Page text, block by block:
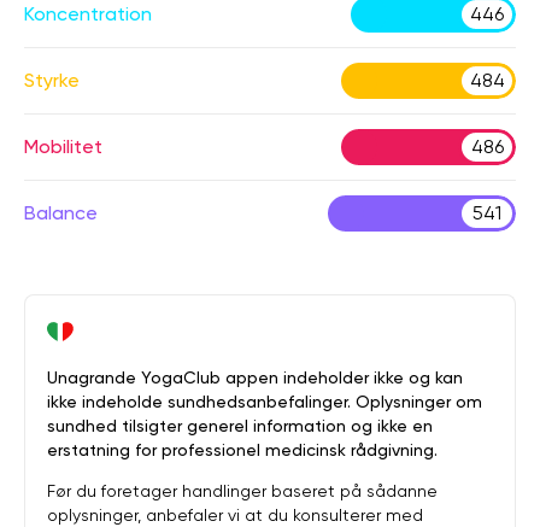
Koncentration 446
Styrke 484
Mobilitet 486
Balance 541
Unagrande YogaClub appen indeholder ikke og kan
ikke indeholde sundhedsanbefalinger. Oplysninger om
sundhed tilsigter generel information og ikke en
erstatning for professionel medicinsk rådgivning.
Før du foretager handlinger baseret på sådanne
oplysninger, anbefaler vi at du konsulterer med